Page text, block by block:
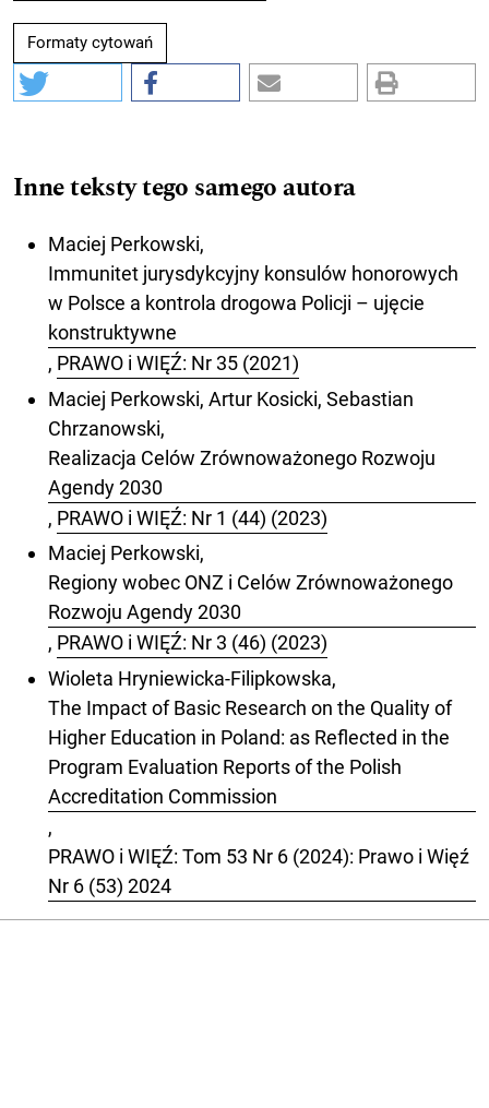
Formaty cytowań
Inne teksty tego samego autora
Maciej Perkowski,
Immunitet jurysdykcyjny konsulów honorowych
w Polsce a kontrola drogowa Policji – ujęcie
konstruktywne
, PRAWO i WIĘŹ: Nr 35 (2021)
Maciej Perkowski, Artur Kosicki, Sebastian
Chrzanowski,
Realizacja Celów Zrównoważonego Rozwoju
Agendy 2030
, PRAWO i WIĘŹ: Nr 1 (44) (2023)
Maciej Perkowski,
Regiony wobec ONZ i Celów Zrównoważonego
Rozwoju Agendy 2030
, PRAWO i WIĘŹ: Nr 3 (46) (2023)
Wioleta Hryniewicka-Filipkowska,
The Impact of Basic Research on the Quality of
Higher Education in Poland: as Reflected in the
Program Evaluation Reports of the Polish
Accreditation Commission
,
PRAWO i WIĘŹ: Tom 53 Nr 6 (2024): Prawo i Więź
Nr 6 (53) 2024